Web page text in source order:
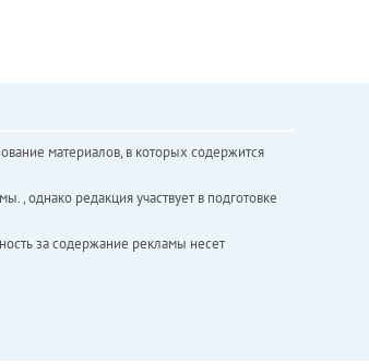
материалов, в которых содержится
, однако редакция участвует в подготовке
за содержание рекламы несет